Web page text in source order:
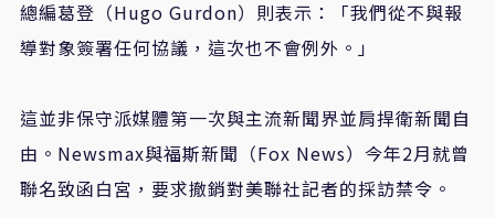
總編葛登（Hugo Gurdon）則表示：「我們從不與報
導對象簽署任何協議，這次也不會例外。」
這並非保守派媒體第一次與主流新聞界並肩捍衛新聞自
由。 Newsmax與福斯新聞（Fox News）今年2月就曾
聯名致函白宮，要求撤銷對美聯社記者的採訪禁令。